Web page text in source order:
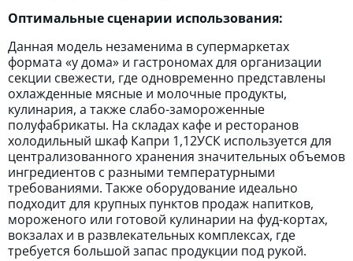
Оптимальные сценарии использования:
Данная модель незаменима в супермаркетах
формата «у дома» и гастрономах для организации
секции свежести, где одновременно представлены
охлажденные мясные и молочные продукты,
кулинария, а также слабо-замороженные
полуфабрикаты. На складах кафе и ресторанов
холодильный шкаф Капри 1,12УСК используется для
централизованного хранения значительных объемов
ингредиентов с разными температурными
требованиями. Также оборудование идеально
подходит для крупных пунктов продаж напитков,
мороженого или готовой кулинарии на фуд-кортах,
вокзалах и в развлекательных комплексах, где
требуется большой запас продукции под рукой.